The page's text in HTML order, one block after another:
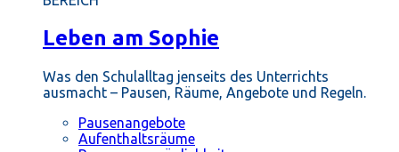
Leben am Sophie
Was den Schulalltag jenseits des Unterrichts
ausmacht – Pausen, Räume, Angebote und Regeln.
Pausenangebote
Aufenthaltsräume